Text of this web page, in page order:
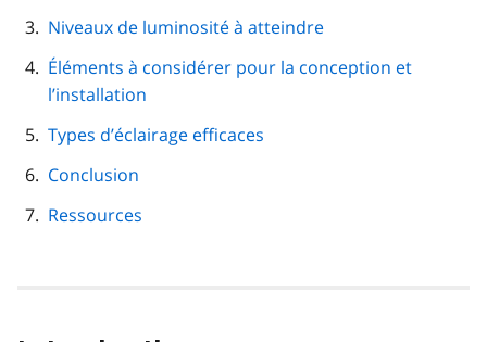
Niveaux de luminosité à atteindre
Éléments à considérer pour la conception et
l’installation
Types d’éclairage efficaces
Conclusion
Ressources